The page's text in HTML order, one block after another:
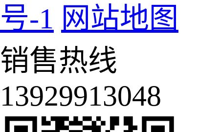
号-1 网站地图
销售热线
13929913048